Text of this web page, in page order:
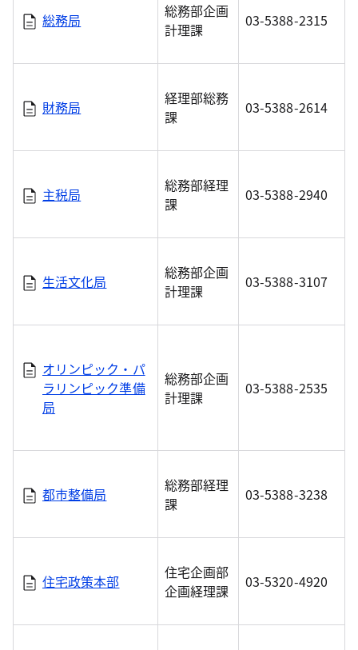
総務局
総務部企画
計理課
03-5388-2315
財務局
経理部総務
課
03-5388-2614
主税局
総務部経理
課
03-5388-2940
生活文化局
総務部企画
計理課
03-5388-3107
オリンピック・パ
ラリンピック準備
局
総務部企画
計理課
03-5388-2535
都市整備局
総務部経理
課
03-5388-3238
住宅政策本部
住宅企画部
企画経理課
03-5320-4920